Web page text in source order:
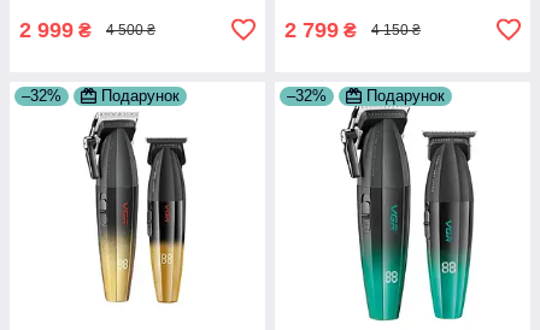
2 999 ₴ 4 500 ₴ 2 799 ₴ 4 150 ₴
–32% Подарунок –32% Подарунок